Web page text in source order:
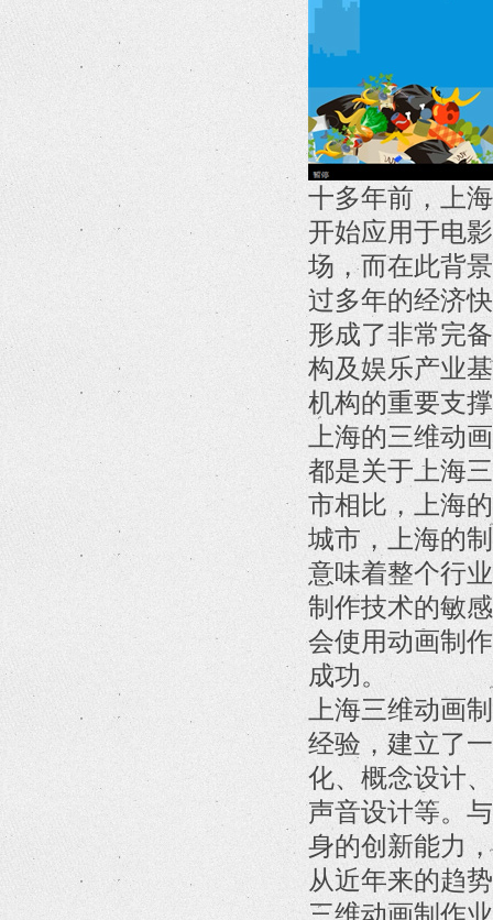
十多年前，上
开始应用于电
场，而在此背
过多年的经济
形成了非常完
构及娱乐产业
机构的重要支
上海的三维动
都是关于上海
市相比，上海
城市，上海的
意味着整个行
制作技术的敏
会使用动画制
成功。
上海三维动画
经验，建立了
化、概念设计
声音设计等。
身的创新能力
从近年来的趋
三维动画制作